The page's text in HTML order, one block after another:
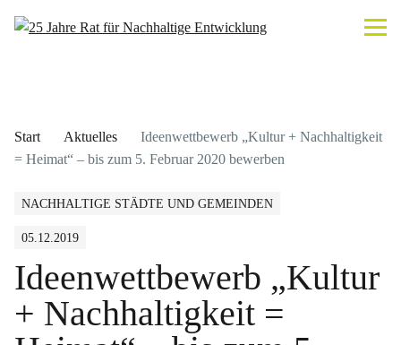
Start Aktuelles
Ideenwettbewerb „Kultur + Nachhaltigkeit
= Heimat“ – bis zum 5. Februar 2020 bewerben
NACHHALTIGE STÄDTE UND GEMEINDEN
05.12.2019
Ideenwettbewerb „Kultur
+ Nachhaltigkeit =